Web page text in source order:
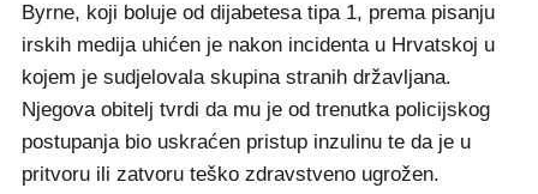
Byrne, koji boluje od dijabetesa tipa 1, prema pisanju
irskih medija uhićen je nakon incidenta u Hrvatskoj u
kojem je sudjelovala skupina stranih državljana.
Njegova obitelj tvrdi da mu je od trenutka policijskog
postupanja bio uskraćen pristup inzulinu te da je u
pritvoru ili zatvoru teško zdravstveno ugrožen.